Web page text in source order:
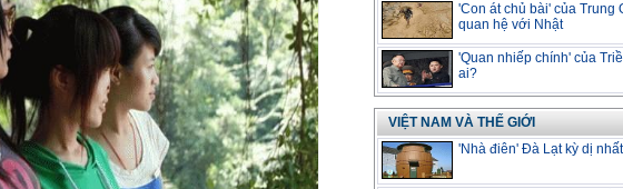
'Con át chủ bài' của Trung
quan hệ với Nhật
'Quan nhiếp chính' của
ai?
VIỆT NAM VÀ THẾ GIỚI
'Nhà điên' Đà Lạt kỳ dị